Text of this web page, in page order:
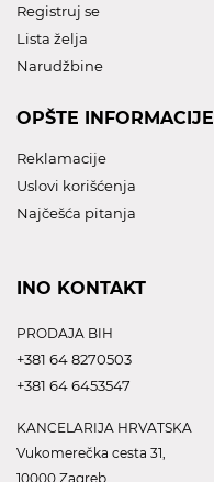
Registruj se
Lista želja
Narudžbine
OPŠTE INFORMACIJE
Reklamacije
Uslovi korišćenja
Najčešća pitanja
INO KONTAKT
PRODAJA BIH
+381 64 8270503
+381 64 6453547
KANCELARIJA HRVATSKA
Vukomerečka cesta 31,
10000 Zagreb